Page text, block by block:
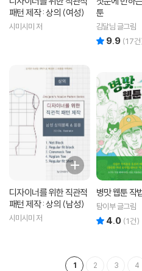
패턴 제작 : 상의 (여성)
시미시미 저
툰
김달님 글그림
9.9 (17
디자이너를 위한 직관적
패턴 제작 : 상의 (남성)
시미시미 저
병맛 웹툰 작
탐이부 글그림
4.0 (1건)
1 2 3 4